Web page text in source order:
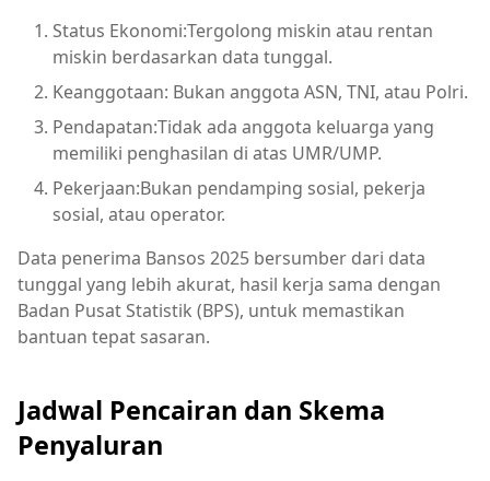
Status Ekonomi:Tergolong miskin atau rentan
miskin berdasarkan data tunggal.
Keanggotaan: Bukan anggota ASN, TNI, atau Polri.
Pendapatan:Tidak ada anggota keluarga yang
memiliki penghasilan di atas UMR/UMP.
Pekerjaan:Bukan pendamping sosial, pekerja
sosial, atau operator.
Data penerima Bansos 2025 bersumber dari data
tunggal yang lebih akurat, hasil kerja sama dengan
Badan Pusat Statistik (BPS), untuk memastikan
bantuan tepat sasaran.
Jadwal Pencairan dan Skema
Penyaluran